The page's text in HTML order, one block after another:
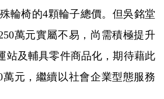
輪椅的4顆輪子總價。但吳銘堂
萬元實屬不易，尚需積極提升
站及輔具零件商品化，期待藉此
萬元，繼續以社會企業型態服務